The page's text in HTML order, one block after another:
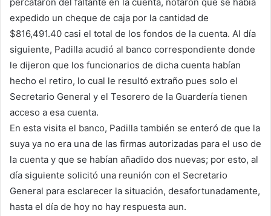
percataron del faltante en la cuenta, notaron que se había
expedido un cheque de caja por la cantidad de
$816,491.40 casi el total de los fondos de la cuenta. Al día
siguiente, Padilla acudió al banco correspondiente donde
le dijeron que los funcionarios de dicha cuenta habían
hecho el retiro, lo cual le resultó extraño pues solo el
Secretario General y el Tesorero de la Guardería tienen
acceso a esa cuenta.
En esta visita el banco, Padilla también se enteró de que la
suya ya no era una de las firmas autorizadas para el uso de
la cuenta y que se habían añadido dos nuevas; por esto, al
día siguiente solicitó una reunión con el Secretario
General para esclarecer la situación, desafortunadamente,
hasta el día de hoy no hay respuesta aun.